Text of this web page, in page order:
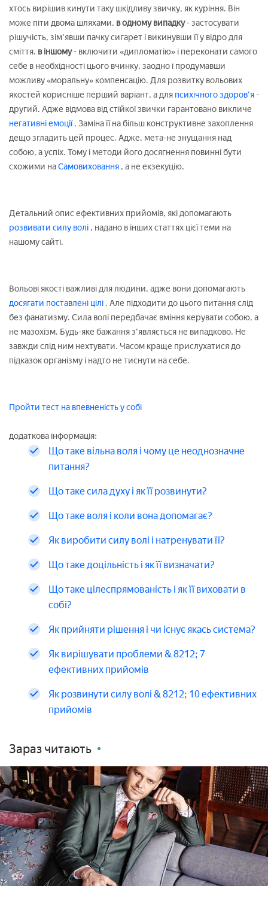
хтось вирішив кинути таку шкідливу звичку, як куріння. Він
може піти двома шляхами. в одному випадку- застосувати
рішучість, зім'явши пачку сигарет і викинувши її у відро для
сміття. в іншому- включити «дипломатію» і переконати самого
себе в необхідності цього вчинку, заодно і продумавши
можливу «моральну» компенсацію. Для розвитку вольових
якостей корисніше перший варіант, а для психічного здоров'я -
другий. Адже відмова від стійкої звички гарантовано викличе
негативні емоції. Заміна її на більш конструктивне захоплення
дещо згладить цей процес. Адже, мета-не знущання над
собою, а успіх. Тому і методи його досягнення повинні бути
схожими наСамовиховання , а не екзекуцію.
Детальний опис ефективних прийомів, які допомагають
розвивати силу волі , надано в інших статтях цієї теми на
нашому сайті.
Вольові якості важливі для людини, адже вони допомагають
досягати поставлені цілі . Але підходити до цього питання слід
без фанатизму. Сила волі передбачає вміння керувати собою, а
не мазохізм. Будь-яке бажання з'являється не випадково. Не
завжди слід ним нехтувати. Часом краще прислухатися до
підказок організму і надто не тиснути на себе.
Пройти тест на впевненість у собі
додаткова інформація:
Що таке вільна воля і чому це неоднозначне
питання?
Що таке сила духу і як її розвинути?
Що таке воля і коли вона допомагає?
Як виробити силу волі і натренувати її?
Що таке доцільність і як її визначати?
Що таке цілеспрямованість і як її виховати в
собі?
Як прийняти рішення і чи існує якась система?
Як вирішувати проблеми & 8212; 7
ефективних прийомів
Як розвинути силу волі & 8212; 10 ефективних
прийомів
Зараз читають